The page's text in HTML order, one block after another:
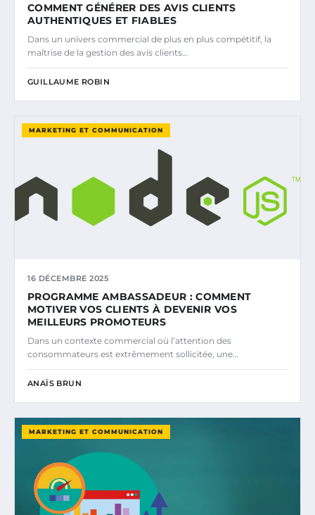
COMMENT GÉNÉRER DES AVIS CLIENTS
AUTHENTIQUES ET FIABLES
Dans un univers commercial de plus en plus compétitif, la
maîtrise de la gestion des avis clients…
GUILLAUME ROBIN
MARKETING ET COMMUNICATION
16 DÉCEMBRE 2025
PROGRAMME AMBASSADEUR : COMMENT
MOTIVER VOS CLIENTS À DEVENIR VOS
MEILLEURS PROMOTEURS
Dans un contexte commercial où l’attention des
consommateurs est extrêmement sollicitée, une…
ANAÏS BRUN
MARKETING ET COMMUNICATION